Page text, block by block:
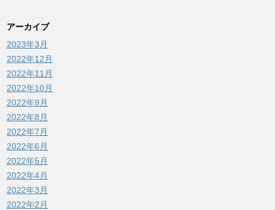
アーカイブ
2023年3月
2022年12月
2022年11月
2022年10月
2022年9月
2022年8月
2022年7月
2022年6月
2022年5月
2022年4月
2022年3月
2022年2月